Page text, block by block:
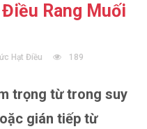
Rang Muối
Hạt Điều 189
trọng từ trong suy
gián tiếp từ